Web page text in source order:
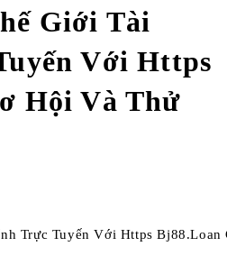
Giới Tài
Với Https
Hội Và Thử
Trực Tuyến Với Https Bj88.Loan